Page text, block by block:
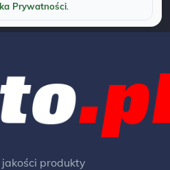
Prywatności.
produkty